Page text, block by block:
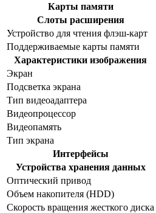
Карты памяти
Слоты расширения
Устройство для чтения флэш-карт
Поддерживаемые карты памяти
Характеристики изображения
Экран
Подсветка экрана
Тип видеоадаптера
Видеопроцессор
Видеопамять
Тип экрана
Интерфейсы
Устройства хранения данных
Оптический привод
Объем накопителя (HDD)
Скорость вращения жесткого диска